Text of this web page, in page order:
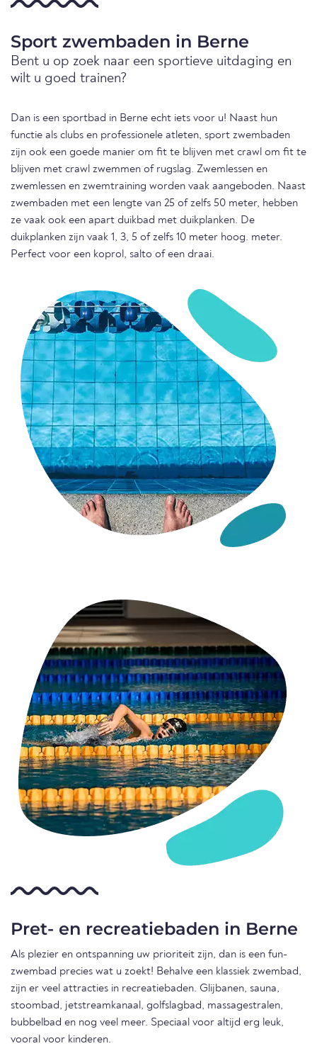
Sport zwembaden in Berne
Bent u op zoek naar een sportieve uitdaging en
wilt u goed trainen?
Dan is een sportbad in Berne echt iets voor u! Naast hun
functie als clubs en professionele atleten, sport zwembaden
zijn ook een goede manier om fit te blijven met crawl om fit te
blijven met crawl zwemmen of rugslag. Zwemlessen en
zwemlessen en zwemtraining worden vaak aangeboden. Naast
zwembaden met een lengte van 25 of zelfs 50 meter, hebben
ze vaak ook een apart duikbad met duikplanken. De
duikplanken zijn vaak 1, 3, 5 of zelfs 10 meter hoog. meter.
Perfect voor een koprol, salto of een draai.
Pret- en recreatiebaden in Berne
Als plezier en ontspanning uw prioriteit zijn, dan is een fun-
zwembad precies wat u zoekt! Behalve een klassiek zwembad,
zijn er veel attracties in recreatiebaden. Glijbanen, sauna,
stoombad, jetstreamkanaal, golfslagbad, massagestralen,
bubbelbad en nog veel meer. Speciaal voor altijd erg leuk,
vooral voor kinderen.